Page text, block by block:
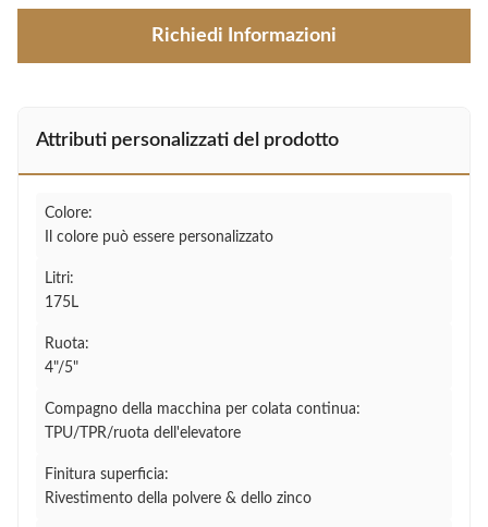
Richiedi Informazioni
Attributi personalizzati del prodotto
Colore:
Il colore può essere personalizzato
Litri:
175L
Ruota:
4"/5"
Compagno della macchina per colata continua:
TPU/TPR/ruota dell'elevatore
Finitura superficia:
Rivestimento della polvere & dello zinco